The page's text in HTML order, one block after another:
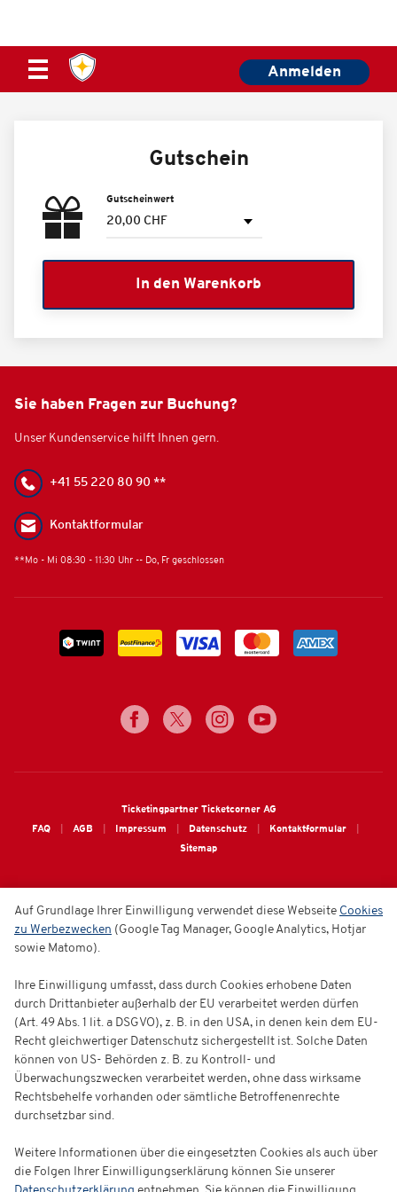
Anmelden
Gutschein
Gutscheinwert
Sie haben Fragen zur Buchung?
Unser Kundenservice hilft Ihnen gern.
+41 55 220 80 90 **
Kontaktformular
**Mo - Mi 08:30 - 11:30 Uhr -- Do, Fr geschlossen
Ticketingpartner Ticketcorner AG
FAQ
AGB Impressum Datenschutz
Kontaktformular
Sitemap
Auf Grundlage Ihrer Einwilligung verwendet diese Webseite Cookies
zu Werbezwecken (Google Tag Manager, Google Analytics, Hotjar
sowie Matomo).
Ihre Einwilligung umfasst, dass durch Cookies erhobene Daten
durch Drittanbieter außerhalb der EU verarbeitet werden dürfen
(Art. 49 Abs. 1 lit. a DSGVO), z. B. in den USA, in denen kein dem EU-
Recht gleichwertiger Datenschutz sichergestellt ist. Solche Daten
können von US- Behörden z. B. zu Kontroll- und
Überwachungszwecken verarbeitet werden, ohne dass wirksame
Rechtsbehelfe vorhanden oder sämtliche Betroffenenrechte
durchsetzbar sind.
Weitere Informationen über die eingesetzten Cookies als auch über
die Folgen Ihrer Einwilligungserklärung können Sie unserer